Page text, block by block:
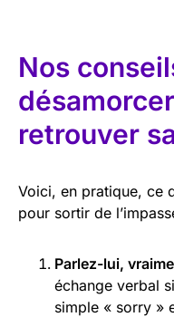
Nos
retrouver
Voici, en pratique, ce
pour sortir de
Parlez-lui,
échange verbal
simple « sorry »